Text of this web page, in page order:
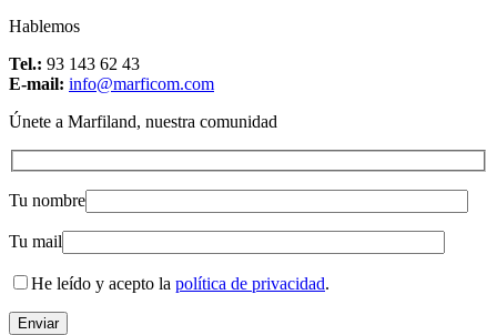
Hablemos
Tel.: 93 143 62 43
E-mail: info@marficom.com
Únete a Marfiland, nuestra comunidad
Tu nombre
Tu mail
He leído y acepto la política de privacidad.